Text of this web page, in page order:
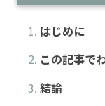
はじめに
この記事で
結論